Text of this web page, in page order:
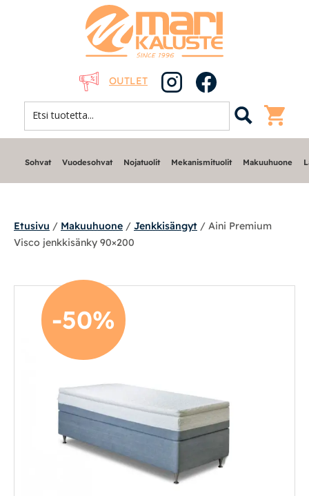
OUTLET
Nojatuolit
Mekanismituolit
Jenkkisängyt
Runkosängyt
Säätösängyt
Sohvat Vuodesohvat Nojatuolit Mekanismituolit Makuuhuone
Etusivu / Makuuhuone / Jenkkisängyt / Aini Premium
Visco jenkkisänky 90×200
-50%